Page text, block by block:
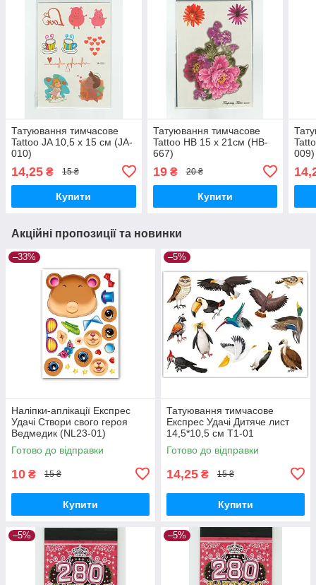
Татуювання тимчасове
Tattoo JA 10,5 х 15 см (JA-
010)
14,25 ₴ 15 ₴
Купити
Татуювання тимчасове
Tattoo HB 15 х 21см (HB-
667)
19₴ 20 ₴
Купити
009)
Акційні пропозиції та новинки
–33%
Наліпки-аплікації Експрес
Удачі Створи свого героя
Ведмедик (NL23-01)
Готово до відправки
10 ₴ 15 ₴
Купити
–5%
Татуювання тимчасове
Експрес Удачі Дитяче лист
14,5*10,5 см Т1-01
Готово до відправки
14,25 ₴ 15 ₴
Купити
–5% –5%